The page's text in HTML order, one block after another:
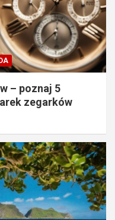
– poznaj 5
zegarków